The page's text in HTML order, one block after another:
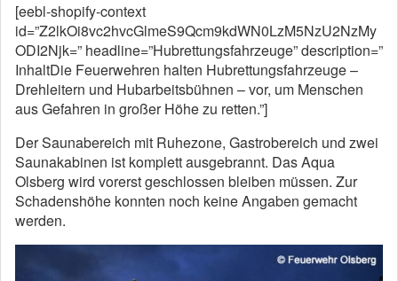
[eebl-shopify-context
id=”Z2lkOi8vc2hvcGlmeS9Qcm9kdWN0LzM5NzU2NzMy
ODI2Njk=” headline=”Hubrettungsfahrzeuge” description=”
InhaltDie Feuerwehren halten Hubrettungsfahrzeuge –
Drehleitern und Hubarbeitsbühnen – vor, um Menschen
aus Gefahren in großer Höhe zu retten.”]
Der Saunabereich mit Ruhezone, Gastrobereich und zwei
Saunakabinen ist komplett ausgebrannt. Das Aqua
Olsberg wird vorerst geschlossen bleiben müssen. Zur
Schadenshöhe konnten noch keine Angaben gemacht
werden.